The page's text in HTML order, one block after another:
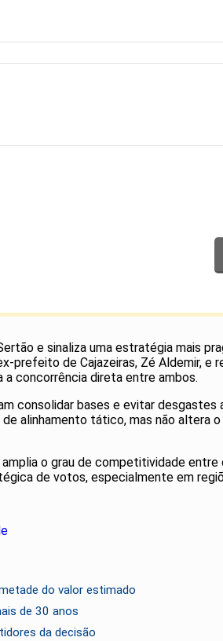
e sinaliza uma estratégia mais
prefeito de Cajazeiras, Zé Aldemir,
a concorrência direta entre ambos.
consolidar bases e evitar desgastes
alinhamento tático, mas não altera
o grau de competitividade entre
de votos, especialmente em
do valor estimado
de 30 anos
da decisão